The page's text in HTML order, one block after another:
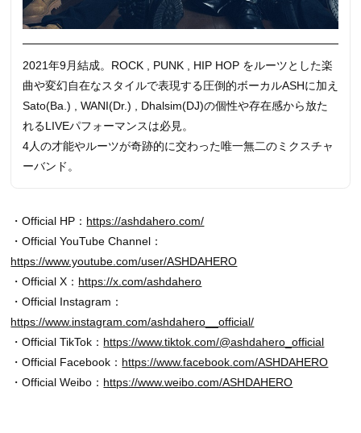
2021年9月結成。ROCK , PUNK , HIP HOP をルーツとした楽
曲や変幻自在なスタイルで表現する圧倒的ボーカルASHに加え
Sato(Ba.) , WANI(Dr.) , Dhalsim(DJ)の個性や存在感から放た
れるLIVEパフォーマンスは必見。
4人の才能やルーツが奇跡的に交わった唯一無二のミクスチャ
ーバンド。
・Official HP： https://ashdahero.com/
・Official YouTube Channel：
https://www.youtube.com/user/ASHDAHERO
・Official X： https://x.com/ashdahero
・Official Instagram：
https://www.instagram.com/ashdahero__official/
・Official TikTok： https://www.tiktok.com/@ashdahero_official
・Official Facebook： https://www.facebook.com/ASHDAHERO
・Official Weibo： https://www.weibo.com/ASHDAHERO